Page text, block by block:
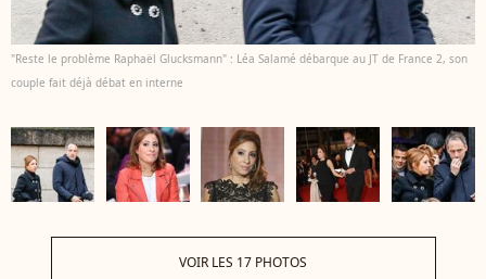
"Reste le problème Raphaël Glucksmann" : Léa Salamé débarque au JT de France 2, son
couple fait déjà débat en interne
VOIR LES 17 PHOTOS